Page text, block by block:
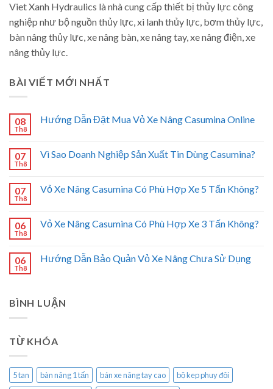
Viet Xanh Hydraulics là nhà cung cấp thiết bị thủy lực công
nghiệp như bộ nguồn thủy lực, xi lanh thủy lực, bơm thủy lực,
bàn nâng thủy lực, xe nâng bàn, xe nâng tay, xe nâng điện, xe
nâng thủy lực.
BÀI VIẾT MỚI NHẤT
08
Th8
Hướng Dẫn Đặt Mua Vỏ Xe Nâng Casumina Online
07
Th8
Vì Sao Doanh Nghiệp Sản Xuất Tin Dùng Casumina?
07
Th8
Vỏ Xe Nâng Casumina Có Phù Hợp Xe 5 Tấn Không?
06
Th8
Vỏ Xe Nâng Casumina Có Phù Hợp Xe 3 Tấn Không?
06
Th8
Hướng Dẫn Bảo Quản Vỏ Xe Nâng Chưa Sử Dụng
BÌNH LUẬN
TỪ KHÓA
5 tan bàn nâng 1 tấn bán xe nâng tay cao
bộ kep phuy đôi